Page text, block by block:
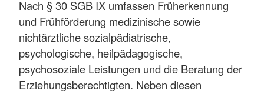
Nach § 30 SGB IX umfassen Früherkennung
und Frühförderung medizinische sowie
nichtärztliche sozialpädiatrische,
psychologische, heilpädagogische,
psychosoziale Leistungen und die Beratung der
Erziehungsberechtigten. Neben diesen